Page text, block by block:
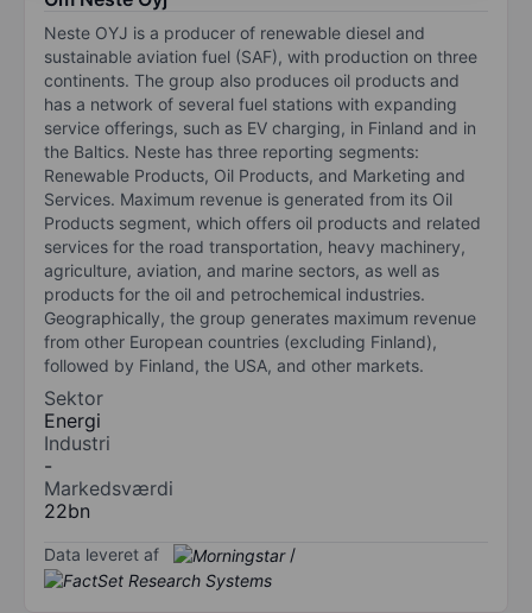
Neste OYJ is a producer of renewable diesel and
sustainable aviation fuel (SAF), with production on three
continents. The group also produces oil products and
has a network of several fuel stations with expanding
service offerings, such as EV charging, in Finland and in
the Baltics. Neste has three reporting segments:
Renewable Products, Oil Products, and Marketing and
Services. Maximum revenue is generated from its Oil
Products segment, which offers oil products and related
services for the road transportation, heavy machinery,
agriculture, aviation, and marine sectors, as well as
products for the oil and petrochemical industries.
Geographically, the group generates maximum revenue
from other European countries (excluding Finland),
followed by Finland, the USA, and other markets.
Sektor
Energi
Industri
-
Markedsværdi
22bn
Data leveret af /